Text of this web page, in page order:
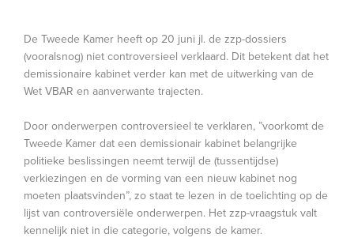
De Tweede Kamer heeft op 20 juni jl. de zzp-dossiers
(vooralsnog) niet controversieel verklaard. Dit betekent dat het
demissionaire kabinet verder kan met de uitwerking van de
Wet VBAR en aanverwante trajecten.
Door onderwerpen controversieel te verklaren, ”voorkomt de
Tweede Kamer dat een demissionair kabinet belangrijke
politieke beslissingen neemt terwijl de (tussentijdse)
verkiezingen en de vorming van een nieuw kabinet nog
moeten plaatsvinden”, zo staat te lezen in de toelichting op de
lijst van controversiële onderwerpen. Het zzp-vraagstuk valt
kennelijk niet in die categorie, volgens de kamer.